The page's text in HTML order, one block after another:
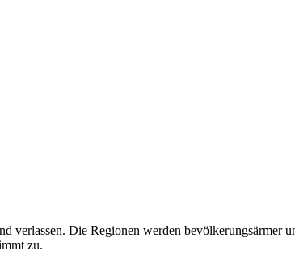
verlassen. Die Regionen werden bevölkerungsärmer
zu.